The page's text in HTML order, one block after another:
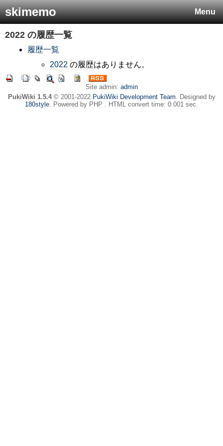
Menu
skimemo
2022 の履歴一覧
履歴一覧
2022 の履歴はありません。
Site admin: admin
PukiWiki 1.5.4© 2001-2022 PukiWiki Development Team. Designed by
180style. Powered by PHP . HTML convert time: 0.001 sec.